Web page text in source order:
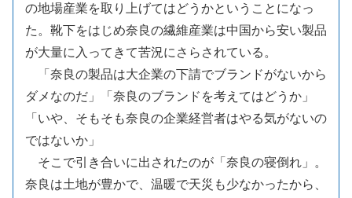
の地場産業を取り上げてはどうかということになっ
た。靴下をはじめ奈良の繊維産業は中国から安い製品
が大量に入ってきて苦況にさらされている。
「奈良の製品は大企業の下請でブランドがないから
ダメなのだ」「奈良のブランドを考えてはどうか」
「いや、そもそも奈良の企業経営者はやる気がないの
ではないか」
そこで引き合いに出されたのが「奈良の寝倒れ」。
奈良は土地が豊かで、温暖で天災も少なかったから、